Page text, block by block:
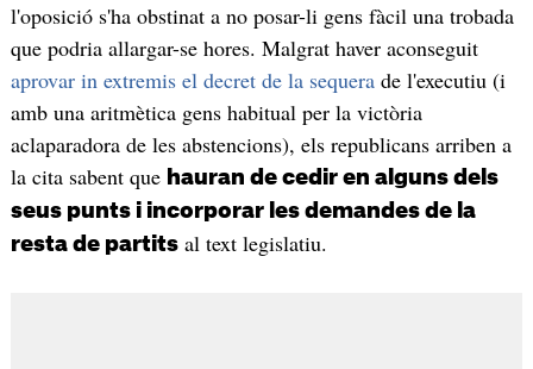
l'oposició s'ha obstinat a no posar-li gens fàcil una trobada
que podria allargar-se hores. Malgrat haver aconseguit
aprovar in extremis el decret de la sequerade l'executiu (i
amb una aritmètica gens habitual per la victòria
aclaparadora de les abstencions), els republicans arriben a
la cita sabent que hauran de cedir en alguns dels
seus punts i incorporar les demandes de la
resta de partitsal text legislatiu.